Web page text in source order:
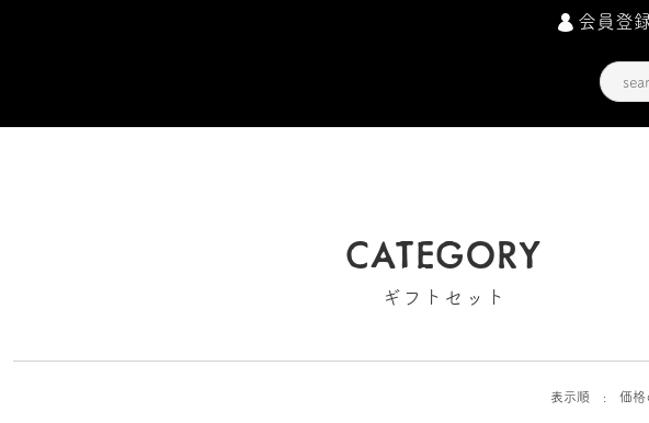
会員登
CATEGORY
ギフトセット
表示順 : 価格